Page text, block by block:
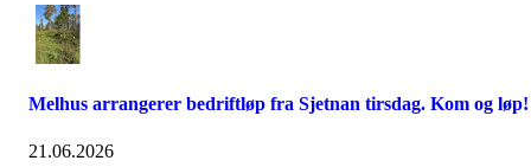
Melhus arrangerer bedriftløp fra Sjetnan tirsdag. Kom og løp!
21.06.2026